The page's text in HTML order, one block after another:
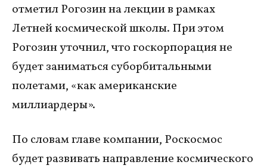
отметил Рогозин на лекции в рамках
Летней космической школы. При этом
Рогозин уточнил, что госкорпорация не
будет заниматься суборбитальными
полетами, «как американские
миллиардеры».
По словам главе компании, Роскосмос
будет развивать направление космического